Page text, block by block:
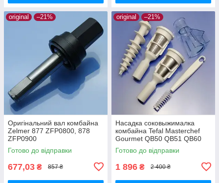
original –21%
Оригінальний вал комбайна
Zelmer 877 ZFP0800, 878
ZFP0900
Готово до відправки
677,03 ₴ 857 ₴
original –21%
Насадка соковыжималка
комбайна Tefal Masterchef
Gourmet QB50 QB51 QB60
QB61 QB62 QB40 оригінал
Готово до відправки
1 896 ₴ 2 400 ₴